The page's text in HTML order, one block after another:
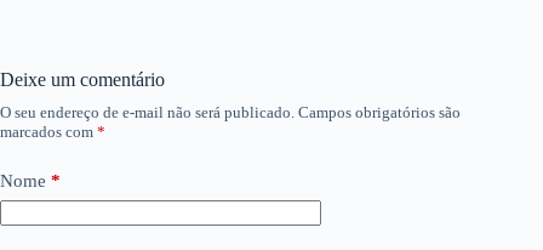
Deixe um comentário
O seu endereço de e-mail não será publicado. Campos obrigatórios são
marcados com *
Nome *